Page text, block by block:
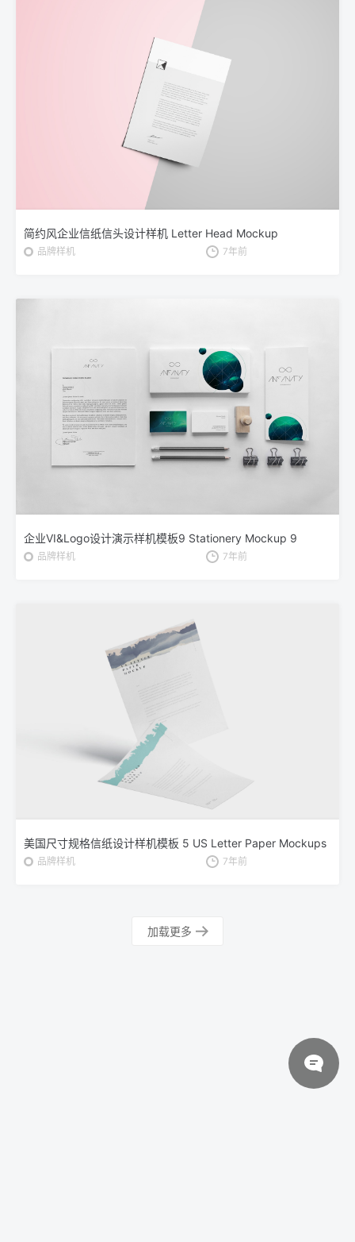
简约风企业信纸信头设计样机 Letter Head Mockup
品牌样机 7年前
企业VI&Logo设计演示样机模板9 Stationery Mockup 9
品牌样机 7年前
美国尺寸规格信纸设计样机模板 5 US Letter Paper Mockups
品牌样机 7年前
加载更多